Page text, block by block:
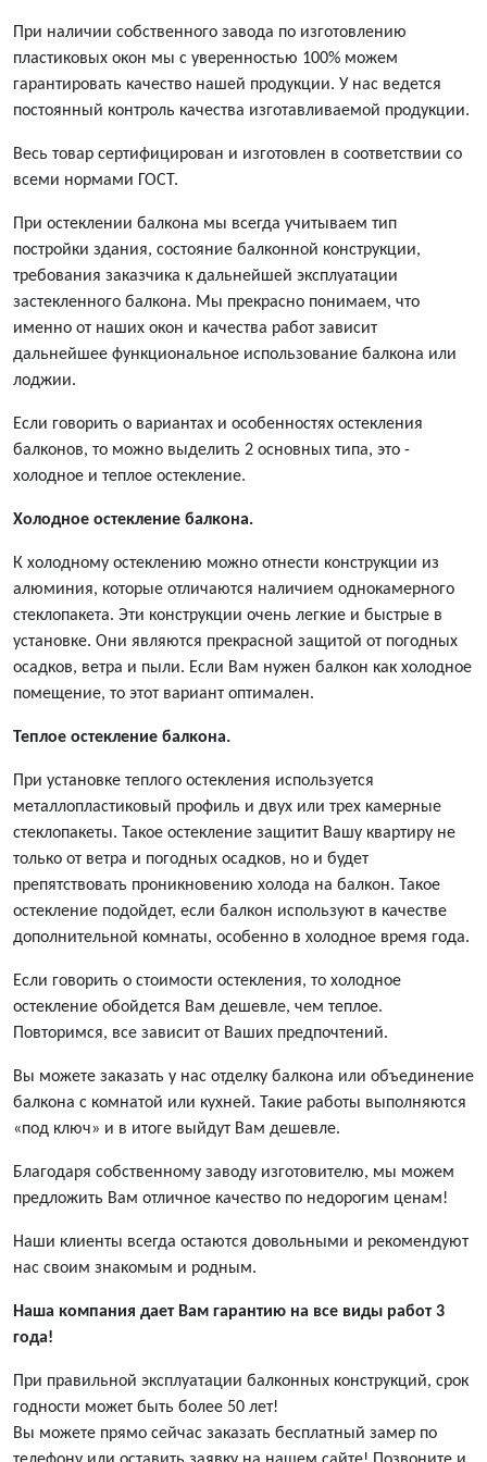
При наличии собственного завода по изготовлению
пластиковых окон мы с уверенностью 100% можем
гарантировать качество нашей продукции. У нас ведется
постоянный контроль качества изготавливаемой продукции.
Весь товар сертифицирован и изготовлен в соответствии со
всеми нормами ГОСТ.
При остеклении балкона мы всегда учитываем тип
постройки здания, состояние балконной конструкции,
требования заказчика к дальнейшей эксплуатации
застекленного балкона. Мы прекрасно понимаем, что
именно от наших окон и качества работ зависит
дальнейшее функциональное использование балкона или
лоджии.
Если говорить о вариантах и особенностях остекления
балконов, то можно выделить 2 основных типа, это -
холодное и теплое остекление.
Холодное остекление балкона.
К холодному остеклению можно отнести конструкции из
алюминия, которые отличаются наличием однокамерного
стеклопакета. Эти конструкции очень легкие и быстрые в
установке. Они являются прекрасной защитой от погодных
осадков, ветра и пыли. Если Вам нужен балкон как холодное
помещение, то этот вариант оптимален.
Теплое остекление балкона.
При установке теплого остекления используется
металлопластиковый профиль и двух или трех камерные
стеклопакеты. Такое остекление защитит Вашу квартиру не
только от ветра и погодных осадков, но и будет
препятствовать проникновению холода на балкон. Такое
остекление подойдет, если балкон используют в качестве
дополнительной комнаты, особенно в холодное время года.
Если говорить о стоимости остекления, то холодное
остекление обойдется Вам дешевле, чем теплое.
Повторимся, все зависит от Ваших предпочтений.
Вы можете заказать у нас отделку балкона или объединение
балкона с комнатой или кухней. Такие работы выполняются
«под ключ» и в итоге выйдут Вам дешевле.
Благодаря собственному заводу изготовителю, мы можем
предложить Вам отличное качество по недорогим ценам!
Наши клиенты всегда остаются довольными и рекомендуют
нас своим знакомым и родным.
Наша компания дает Вам гарантию на все виды работ 3
года!
При правильной эксплуатации балконных конструкций, срок
годности может быть более 50 лет!
Вы можете прямо сейчас заказать бесплатный замер по